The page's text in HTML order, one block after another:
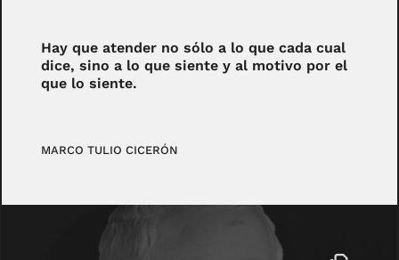
Hay que atender no sólo a lo que cada cual
dice, sino a lo que siente y al motivo por el
que lo siente.
MARCO TULIO CICERÓN